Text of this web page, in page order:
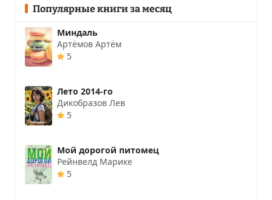
Популярные книги за месяц
Миндаль
Артёмов Артём
5
Лето 2014-го
Дикобразов Лев
5
Мой дорогой питомец
Рейнвелд Марике
5